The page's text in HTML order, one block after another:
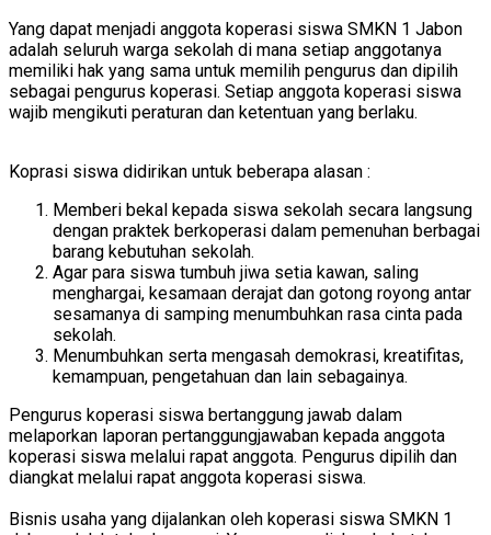
Yang dapat menjadi anggota koperasi siswa SMKN 1 Jabon
adalah seluruh warga sekolah di mana setiap anggotanya
memiliki hak yang sama untuk memilih pengurus dan dipilih
sebagai pengurus koperasi. Setiap anggota koperasi siswa
wajib mengikuti peraturan dan ketentuan yang berlaku.
Koprasi siswa didirikan untuk beberapa alasan :
Memberi bekal kepada siswa sekolah secara langsung
dengan praktek berkoperasi dalam pemenuhan berbagai
barang kebutuhan sekolah.
Agar para siswa tumbuh jiwa setia kawan, saling
menghargai, kesamaan derajat dan gotong royong antar
sesamanya di samping menumbuhkan rasa cinta pada
sekolah.
Menumbuhkan serta mengasah demokrasi, kreatifitas,
kemampuan, pengetahuan dan lain sebagainya.
Pengurus koperasi siswa bertanggung jawab dalam
melaporkan laporan pertanggungjawaban kepada anggota
koperasi siswa melalui rapat anggota. Pengurus dipilih dan
diangkat melalui rapat anggota koperasi siswa.
Bisnis usaha yang dijalankan oleh koperasi siswa SMKN 1